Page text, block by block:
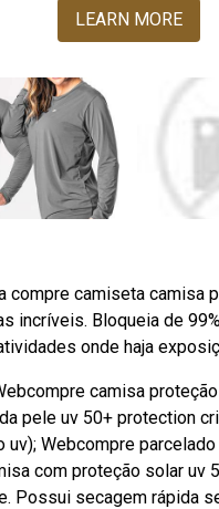
LEARN MORE
camiseta camisa
incríveis. Bloqueia de
onde haja
camisa
pele uv 50+ protection
Webcompre
com proteção solar
Possui secagem rápida